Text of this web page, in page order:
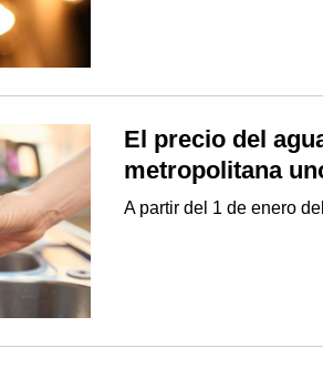
El precio del
metropolitana
A partir del 1 de enero